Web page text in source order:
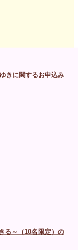
きに関するお申込み
る～（10名限定）の